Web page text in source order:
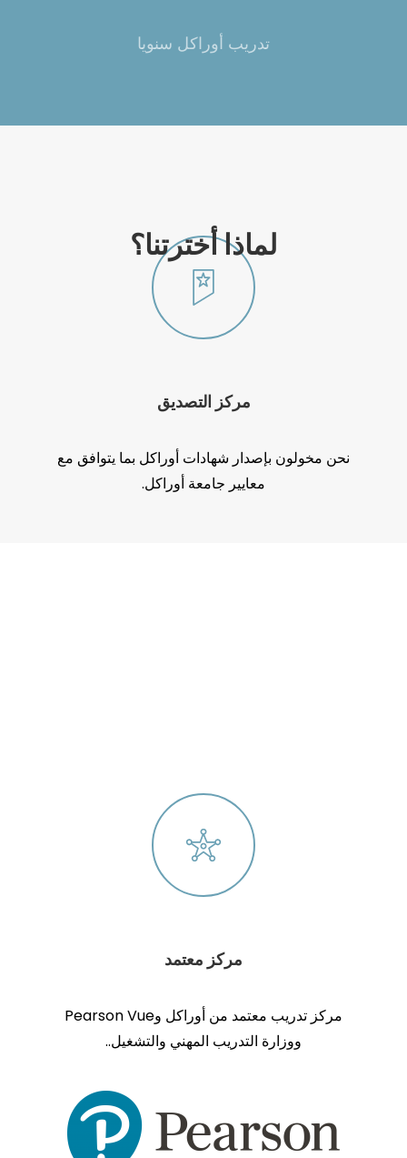
تدريب أوراكل سنويا
لماذا أخترتنا؟
مركز التصديق
نحن مخولون بإصدار شهادات أوراكل بما يتوافق مع
معايير جامعة أوراكل.
مركز معتمد
مركز تدريب معتمد من أوراكل وPearson Vue
ووزارة التدريب المهني والتشغيل..